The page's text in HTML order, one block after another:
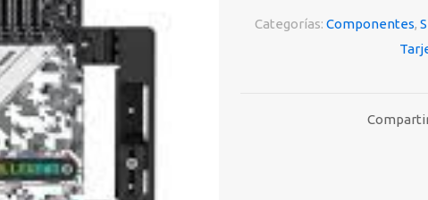
cantidad
Categorías: Componentes,